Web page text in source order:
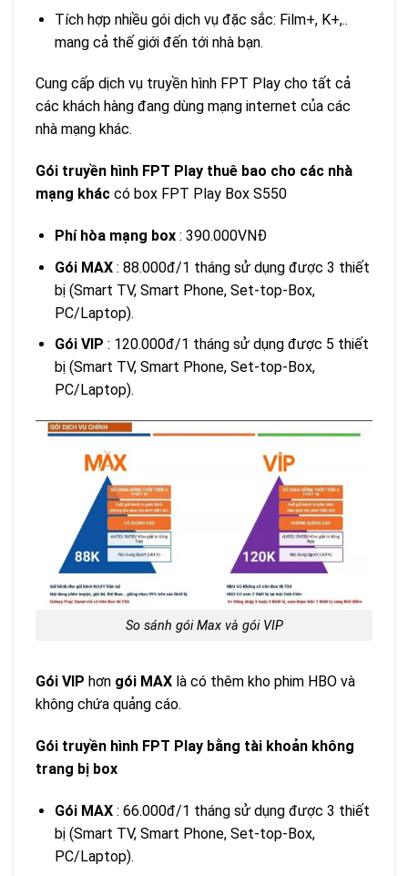
Tích hợp nhiều gói dịch vụ đặc sắc: Film+, K+,..
mang cả thế giới đến tới nhà bạn.
Cung cấp dịch vụ truyền hình FPT Play cho tất cả
các khách hàng đang dùng mạng internet của các
nhà mạng khác.
Gói truyền hình FPT Play thuê bao cho các nhà
mạng khác có box FPT Play Box S550
Phí hòa mạng box: 390.000VNĐ
Gói MAX: 88.000đ/1 tháng sử dụng được 3 thiết
bị (Smart TV, Smart Phone, Set-top-Box,
PC/Laptop).
Gói VIP : 120.000đ/1 tháng sử dụng được 5 thiết
bị (Smart TV, Smart Phone, Set-top-Box,
PC/Laptop).
So sánh gói Max và gói VIP
Gói VIP hơn gói MAX là có thêm kho phim HBO và
không chứa quảng cáo.
Gói truyền hình FPT Play bằng tài khoản không
trang bị box
Gói MAX: 66.000đ/1 tháng sử dụng được 3 thiết
bị (Smart TV, Smart Phone, Set-top-Box,
PC/Laptop).